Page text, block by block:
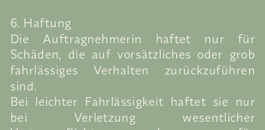
6. Haftung
Die Auftragnehmerin haftet nur für
Schäden, die auf vorsätzliches oder grob
fahrlässiges Verhalten zurückzuführen
sind.
Bei leichter Fahrlässigkeit haftet sie nur
bei Verletzung wesentlicher